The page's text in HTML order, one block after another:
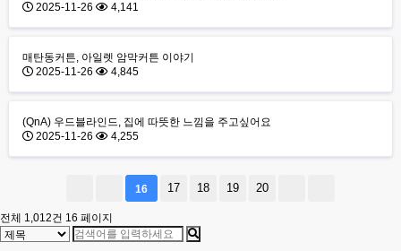
2025-11-26
4,141
매탄동커튼, 아일렛 암막커튼 이야기
2025-11-26
4,845
(QnA) 우드블라인드, 집에 따뜻한 느낌을 주고싶어요
2025-11-26
4,255
16 17 18 19 20
전체 1,012건 16 페이지